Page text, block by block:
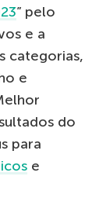
” pelo
e a
categorias,
e
do
para
e